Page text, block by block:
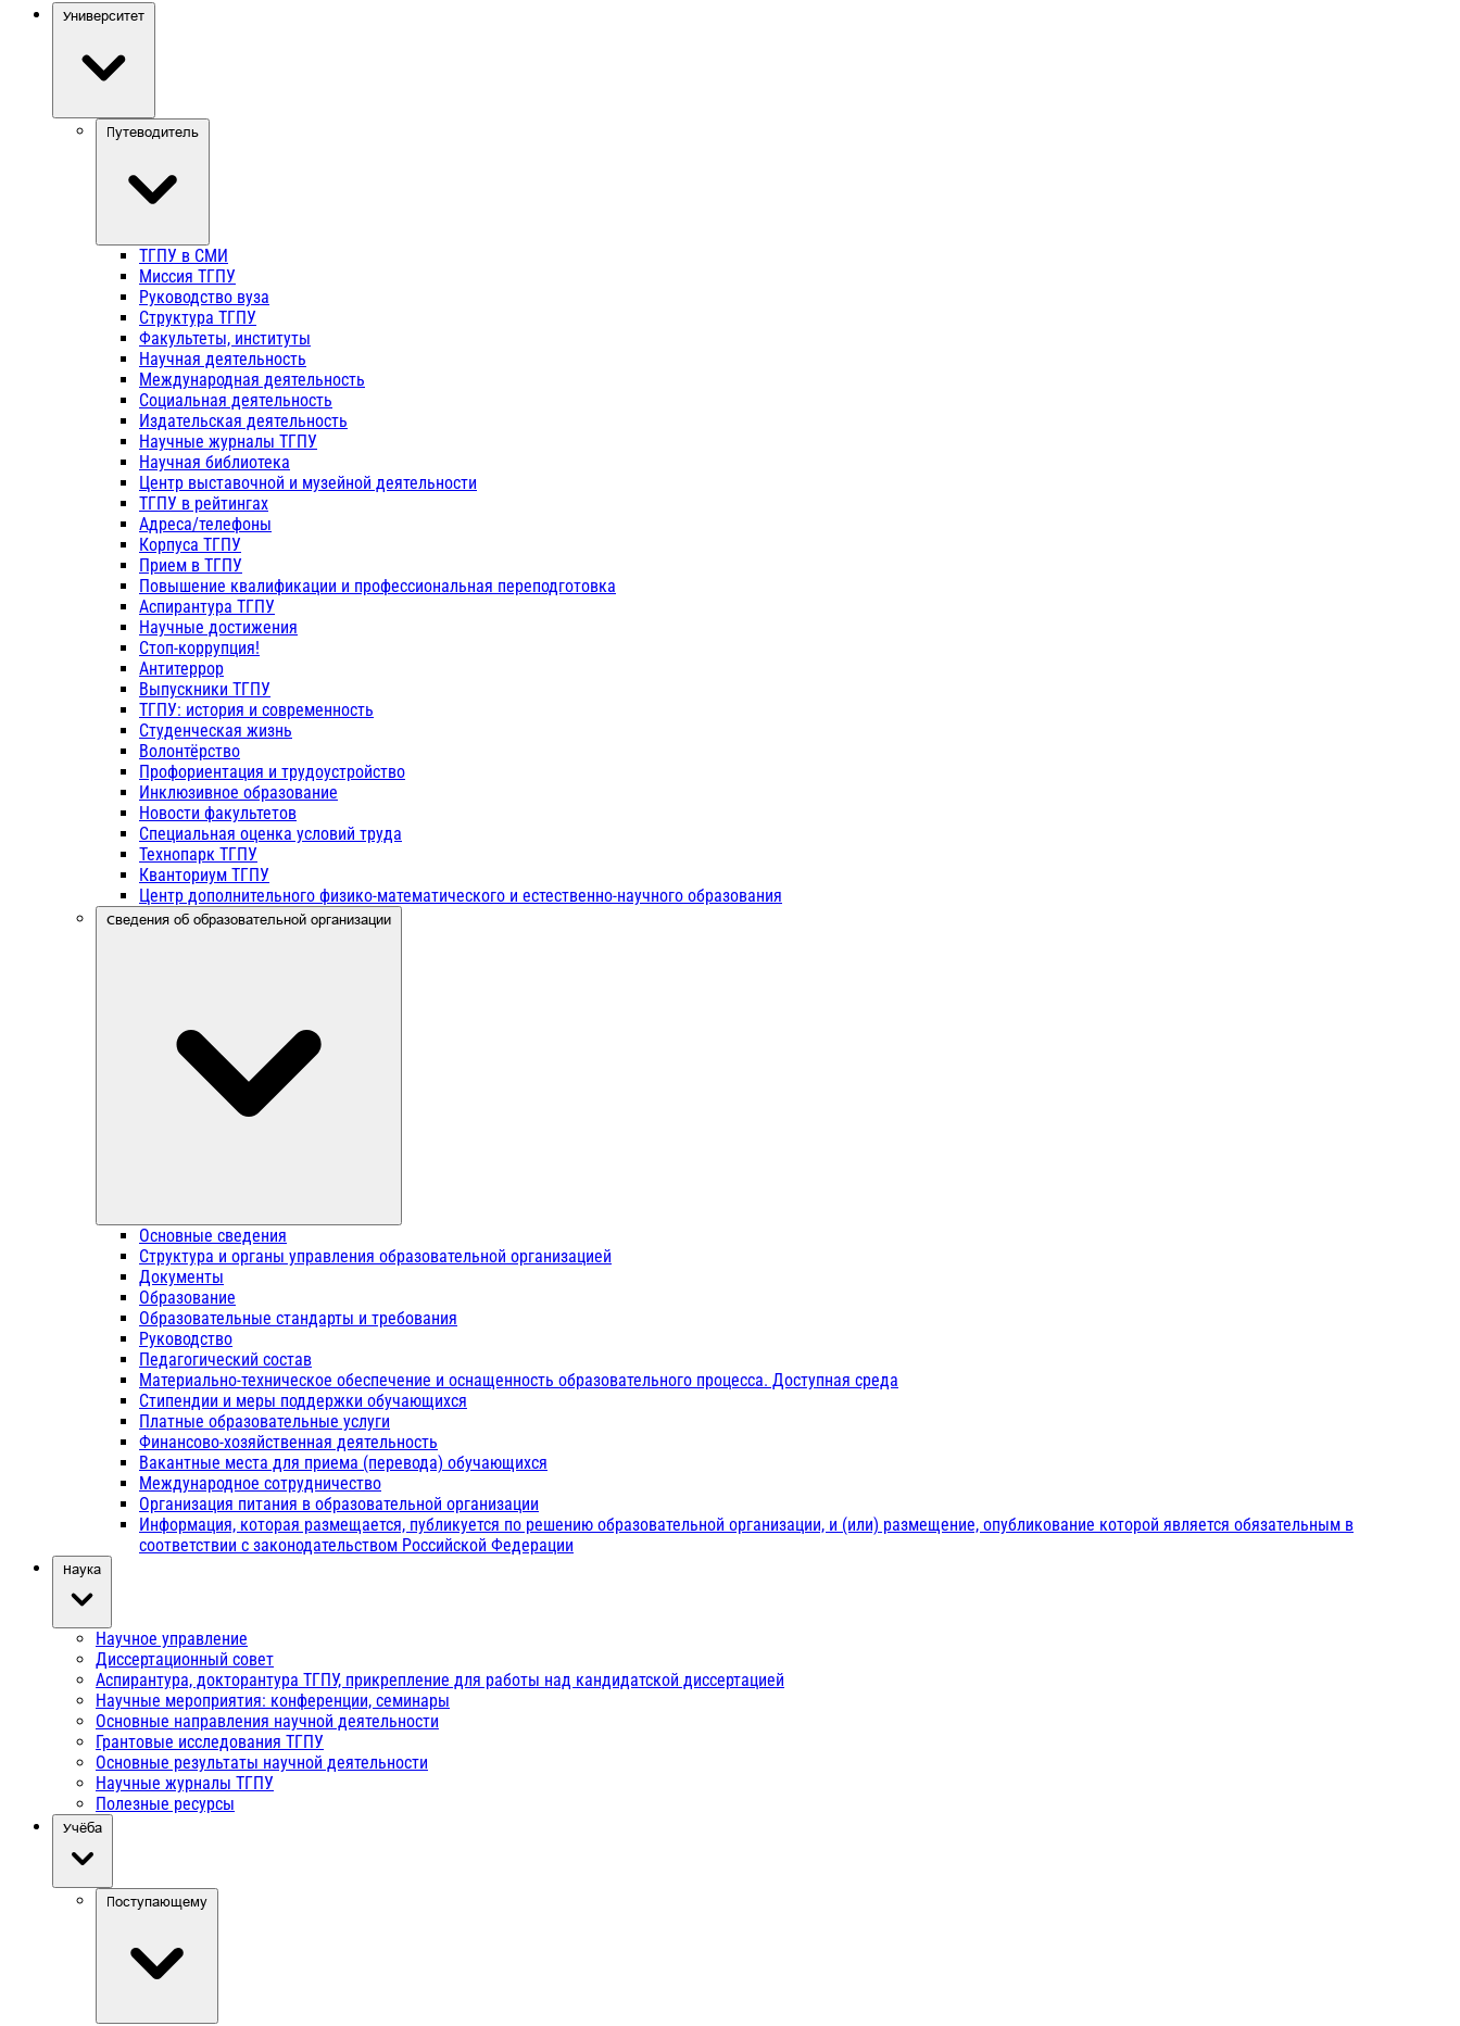
Университет
Путеводитель
ТГПУ в СМИ
Миссия ТГПУ
Руководство вуза
Структура ТГПУ
Факультеты, институты
Научная деятельность
Международная деятельность
Социальная деятельность
Издательская деятельность
Научные журналы ТГПУ
Научная библиотека
Центр выставочной и музейной деятельности
ТГПУ в рейтингах
Адреса/телефоны
Корпуса ТГПУ
Прием в ТГПУ
Повышение квалификации и профессиональная переподготовка
Аспирантура ТГПУ
Научные достижения
Стоп-коррупция!
Антитеррор
Выпускники ТГПУ
ТГПУ: история и современность
Студенческая жизнь
Волонтёрство
Профориентация и трудоустройство
Инклюзивное образование
Новости факультетов
Специальная оценка условий труда
Технопарк ТГПУ
Кванториум ТГПУ
Центр дополнительного физико-математического и естественно-научного образования
Сведения об образовательной организации
Основные сведения
Структура и органы управления образовательной организацией
Документы
Образование
Образовательные стандарты и требования
Руководство
Педагогический состав
Материально-техническое обеспечение и оснащенность образовательного процесса. Доступная среда
Стипендии и меры поддержки обучающихся
Платные образовательные услуги
Финансово-хозяйственная деятельность
Вакантные места для приема (перевода) обучающихся
Международное сотрудничество
Организация питания в образовательной организации
Информация, которая размещается, публикуется по решению образовательной организации, и (или) размещение, опубликование которой является обязательным в
соответствии с законодательством Российской Федерации
Наука
Научное управление
Диссертационный совет
Аспирантура, докторантура ТГПУ, прикрепление для работы над кандидатской диссертацией
Научные мероприятия: конференции, семинары
Основные направления научной деятельности
Грантовые исследования ТГПУ
Основные результаты научной деятельности
Научные журналы ТГПУ
Полезные ресурсы
Учёба
Поступающему